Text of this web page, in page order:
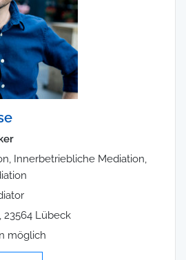
Innerbetriebliche Mediation,
23564 Lübeck
möglich